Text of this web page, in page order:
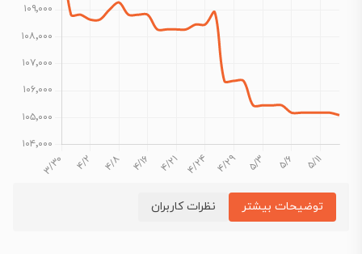
توضیحات بیشتر نظرات کاربران